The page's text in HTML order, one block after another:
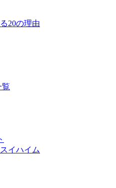
20の理由
覧
イハイム